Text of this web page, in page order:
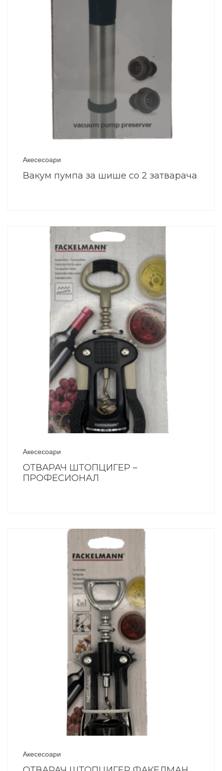
Акесесоари
Вакум пумпа за шише со 2 затварача
Акесесоари
ОТВАРАЧ ШТОПЦИГЕР –
ПРОФЕСИОНАЛ
Акесесоари